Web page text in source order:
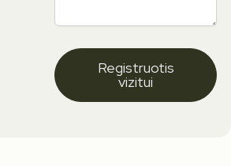
Registruotis
vizitui